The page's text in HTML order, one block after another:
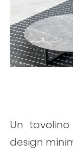
dal
il pia...
Leggi tutto